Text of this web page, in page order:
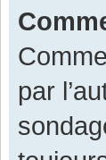
par